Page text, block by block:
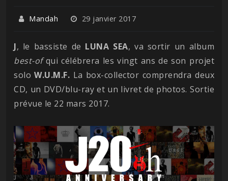
Mandah 29 janvier 2017
J, le bassiste de LUNA SEA, va sortir un album
best-ofqui célébrera les vingt ans de son projet
soloW.U.M.F. La box-collector comprendra deux
CD, un DVD/blu-ray et un livret de photos. Sortie
prévue le 22 mars 2017.